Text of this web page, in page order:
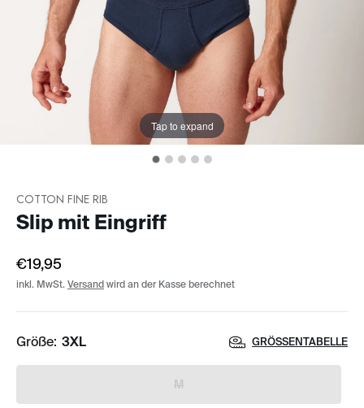
Tap to expand
COTTON FINE RIB
Slip mit Eingriff
€19,95
inkl. MwSt. Versand wird an der Kasse berechnet
Größe: 3XL GRÖSSENTABELLE
M